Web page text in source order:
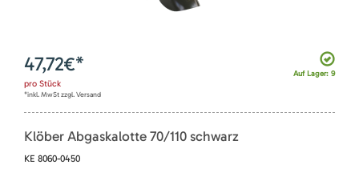
Auf Lager: 9
47,72€*
pro Stück
*inkl. MwSt zzgl. Versand
Klöber Abgaskalotte 70/110 schwarz
KE 8060-0450